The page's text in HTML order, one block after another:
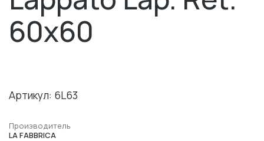
60x60
Артикул: 6L63
Производитель
LA FABBRICA